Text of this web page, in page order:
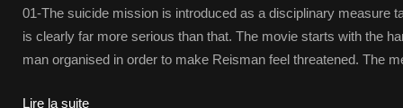
01-The suicide mission is introduced as a disciplinary measure
is clearly far more serious than that. The movie starts with the
man organised in order to make Reisman feel threatened. The
Lire la suite